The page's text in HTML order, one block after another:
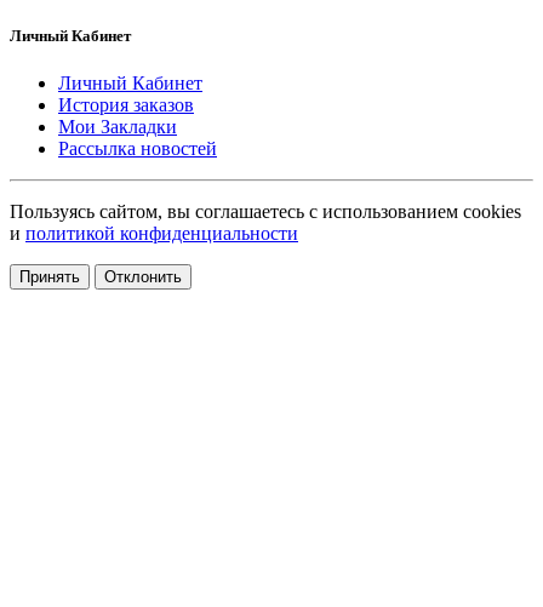
Личный Кабинет
Личный Кабинет
История заказов
Мои Закладки
Рассылка новостей
Пользуясь сайтом, вы соглашаетесь с использованием cookies
и политикой конфиденциальности
Принять Отклонить